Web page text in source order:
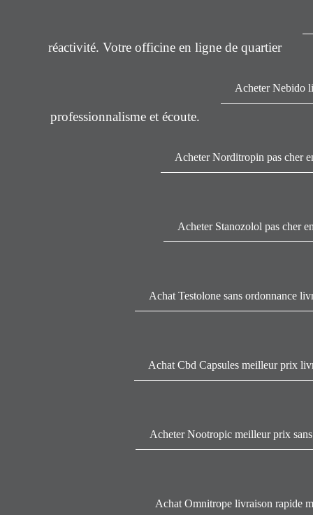
réactivité. Votre officine en ligne de quartier
professionnalisme et écoute.
Acheter Nebido
Acheter Norditropin pas cher
Acheter Stanozolol pas cher
Achat Testolone sans ordonnance
Achat Cbd Capsules meilleur prix
Acheter Nootropic meilleur prix
Achat Omnitrope livraison rapide